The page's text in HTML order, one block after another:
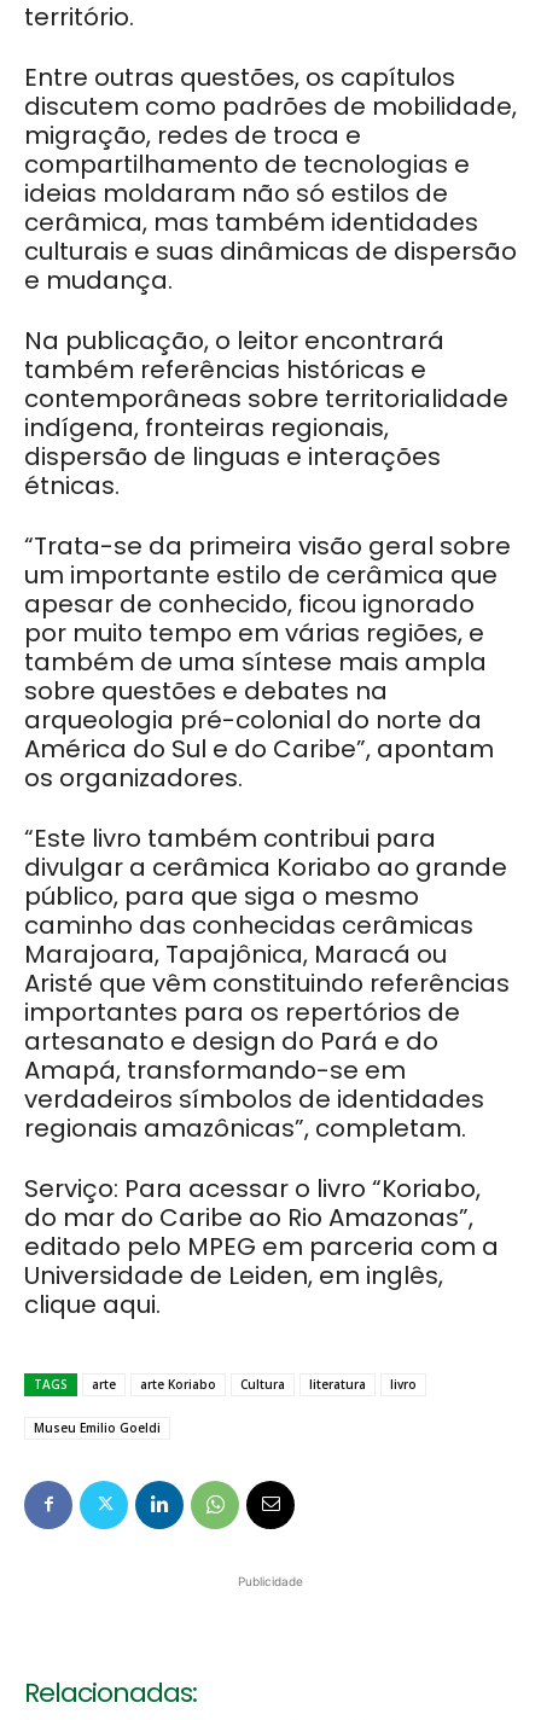
território.
Entre outras questões, os capítulos
discutem como padrões de mobilidade,
migração, redes de troca e
compartilhamento de tecnologias e
ideias moldaram não só estilos de
cerâmica, mas também identidades
culturais e suas dinâmicas de dispersão
e mudança.
Na publicação, o leitor encontrará
também referências históricas e
contemporâneas sobre territorialidade
indígena, fronteiras regionais,
dispersão de linguas e interações
étnicas.
“Trata-se da primeira visão geral sobre
um importante estilo de cerâmica que
apesar de conhecido, ficou ignorado
por muito tempo em várias regiões, e
também de uma síntese mais ampla
sobre questões e debates na
arqueologia pré-colonial do norte da
América do Sul e do Caribe”, apontam
os organizadores.
“Este livro também contribui para
divulgar a cerâmica Koriabo ao grande
público, para que siga o mesmo
caminho das conhecidas cerâmicas
Marajoara, Tapajônica, Maracá ou
Aristé que vêm constituindo referências
importantes para os repertórios de
artesanato e design do Pará e do
Amapá, transformando-se em
verdadeiros símbolos de identidades
regionais amazônicas”, completam.
Serviço: Para acessar o livro “Koriabo,
do mar do Caribe ao Rio Amazonas”,
editado pelo MPEG em parceria com a
Universidade de Leiden, em inglês,
clique aqui.
TAGS arte arte Koriabo Cultura literatura livro
Museu Emilio Goeldi
Publicidade
Relacionadas: